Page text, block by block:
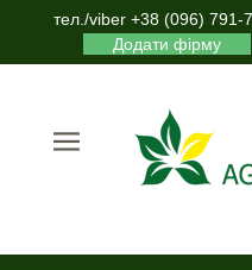
тел./viber +38 (096) 791-
Додати фірму